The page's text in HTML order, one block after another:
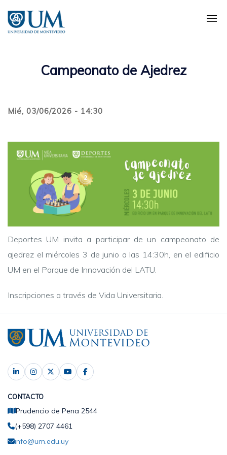
contenido
principal
Campeonato de Ajedrez
Mié, 03/06/2026 - 14:30
Deportes UM invita a participar de un campeonato de
ajedrez el miércoles 3 de junio a las 14:30h, en el edificio
UM en el Parque de Innovación del LATU.
Inscripciones a través de Vida Universitaria.
CONTACTO
Prudencio de Pena 2544
(+598) 2707 4461
info@um.edu.uy